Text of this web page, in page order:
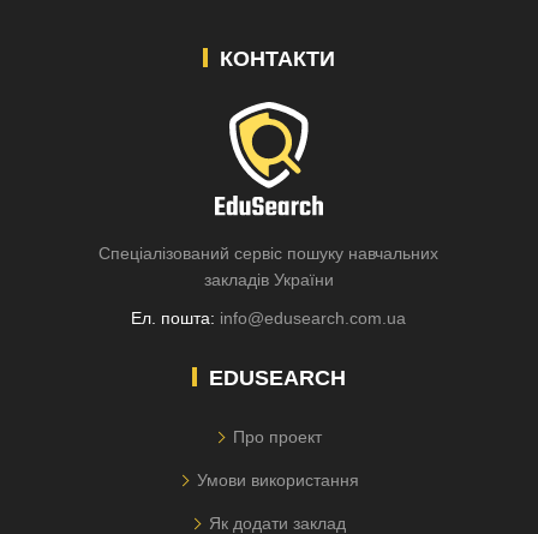
КОНТАКТИ
Спеціалізований сервіс пошуку навчальних
закладів України
Ел. пошта: info@edusearch.com.ua
EDUSEARCH
Про проект
Умови використання
Як додати заклад